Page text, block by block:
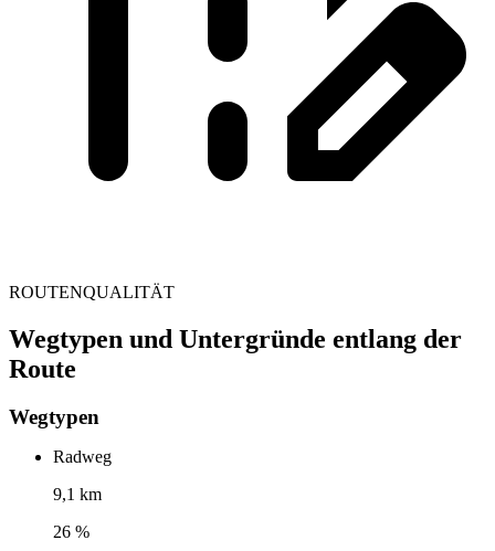
ROUTENQUALITÄT
Wegtypen und Untergründe entlang der
Route
Wegtypen
Radweg
9,1 km
26 %